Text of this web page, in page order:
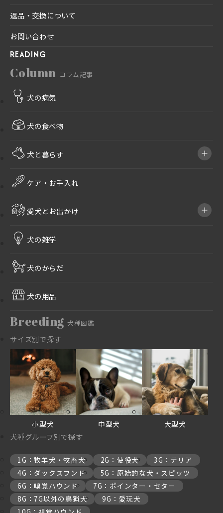
返品・交換について
お問い合わせ
READING
Column コラム記事
犬の病気
犬の食べ物
犬と暮らす
ケア・お手入れ
愛犬とお出かけ
犬の雑学
犬のからだ
犬の用品
Breeding 犬種図鑑
サイズ別で探す
小型犬 中型犬 大型犬
犬種グループ別で探す
1G：牧羊犬・牧畜犬 2G：使役犬
3G：テリア
4G：ダックスフンド
5G：原始的な犬・スピッツ
6G：嗅覚ハウンド
7G：ポインター・セター
8G：7G以外の鳥猟犬
9G：愛玩犬